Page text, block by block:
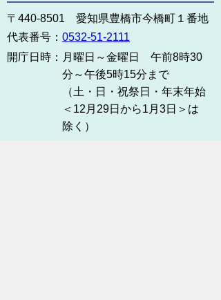
〒440-8501 愛知県豊橋市今橋町１番地
代表番号： 0532-51-2111
開庁日時： 月曜日～金曜日 午前8時30
分～午後5時15分まで
（土・日・祝祭日・年末年始
＜12月29日から1月3日＞は
除く）